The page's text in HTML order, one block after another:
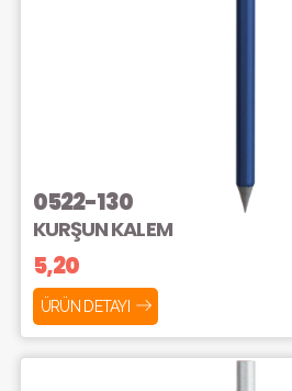
0522-130
KURŞUN KALEM
5,20
ÜRÜN DETAYI